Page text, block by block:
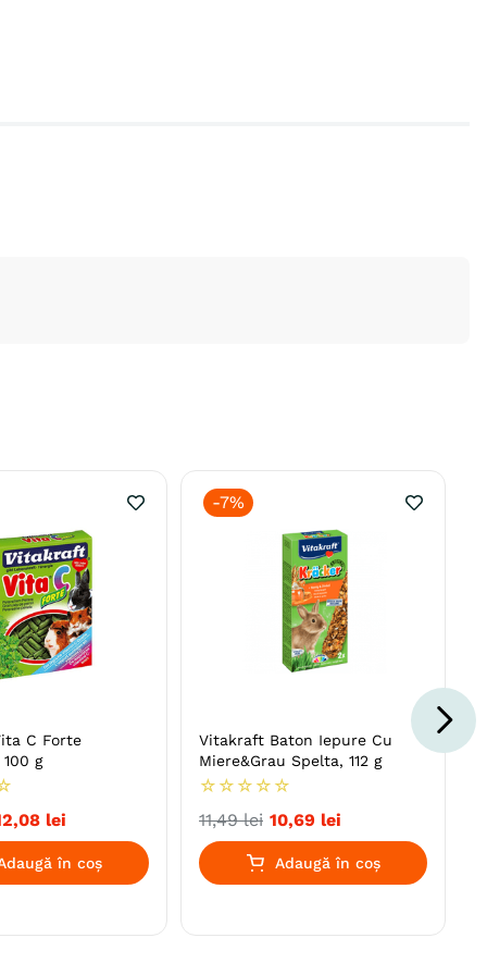
C Forte
g
,08 lei
în coș
-7%
Vitakraft Baton Iepure Cu
Miere&Grau Spelta, 112 g
☆ ☆ ☆ ☆ ☆
11,49 lei 10,69 lei
Adaugă în coș